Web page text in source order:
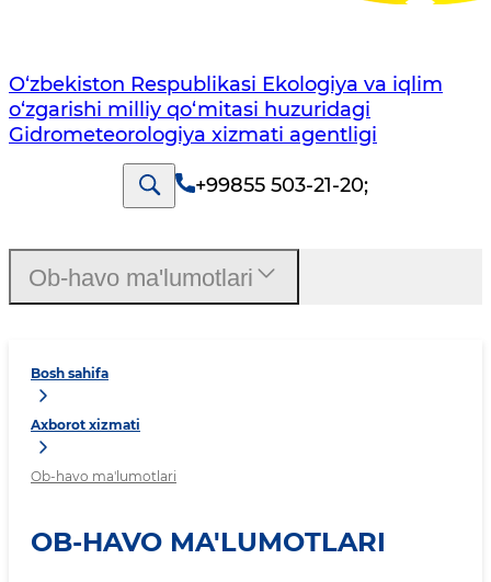
O‘zbekiston Respublikasi Ekologiya va iqlim
o‘zgarishi milliy qo‘mitasi huzuridagi
Gidrometeorologiya xizmati agentligi
+99855 503-21-20;
Bosh sahifa
Axborot xizmati
Ob-havo ma'lumotlari
OB-HAVO MA'LUMOTLARI
Ob-havo ma'lumotlari